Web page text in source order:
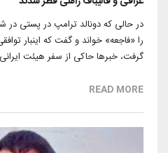
در حالی که دونالد ترامپ در پستی در
را «فاجعه» خواند و گفت که اینبار
گرفت، خبرها حاکی از سفر هیئت
READ MORE